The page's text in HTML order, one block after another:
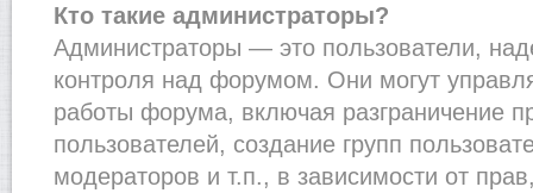
Кто такие администраторы?
Администраторы — это пользователи,
контроля над форумом. Они могут
работы форума, включая разграничение
пользователей, создание групп
модераторов и т.п., в зависимости от